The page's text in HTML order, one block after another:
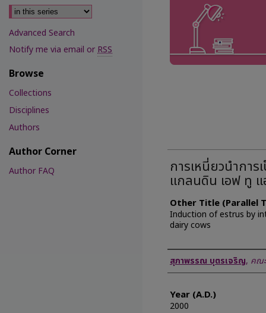
การเหนี่ยวนำกา
แกลนดิน เอฟ ทู
Other Title (Parallel
Induction of estrus by
dairy cows
Author
สุภาพรรณ บุตรเจริญ, คณ
Year (A.D.)
2000
Advanced Search
Notify me via email orRSS
Browse
Collections
Disciplines
Authors
Author Corner
Author FAQ